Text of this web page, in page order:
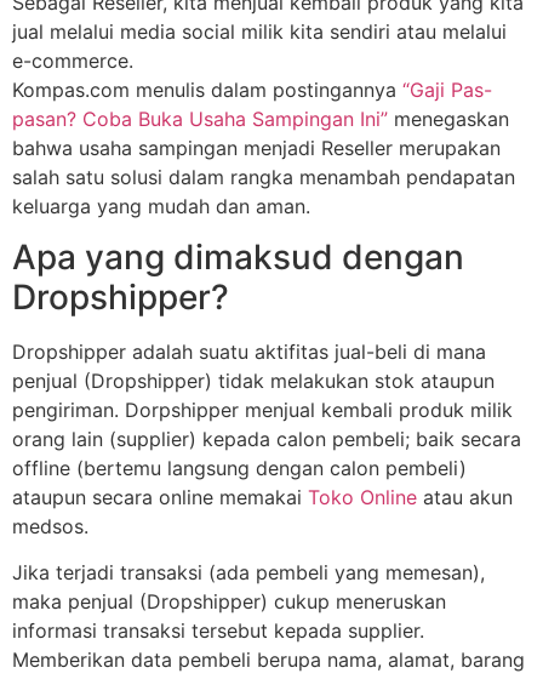
jual melalui media social milik kita sendiri atau melalui
e-commerce.
Kompas.com menulis dalam postingannya “Gaji Pas-
pasan? Coba Buka Usaha Sampingan Ini” menegaskan
bahwa usaha sampingan menjadi Reseller merupakan
salah satu solusi dalam rangka menambah pendapatan
keluarga yang mudah dan aman.
Apa yang dimaksud dengan
Dropshipper?
Dropshipper adalah suatu aktifitas jual-beli di mana
penjual (Dropshipper) tidak melakukan stok ataupun
pengiriman. Dorpshipper menjual kembali produk milik
orang lain (supplier) kepada calon pembeli; baik secara
offline (bertemu langsung dengan calon pembeli)
ataupun secara online memakai Toko Online atau akun
medsos.
Jika terjadi transaksi (ada pembeli yang memesan),
maka penjual (Dropshipper) cukup meneruskan
informasi transaksi tersebut kepada supplier.
Memberikan data pembeli berupa nama, alamat, barang